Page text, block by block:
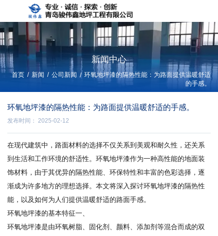
新闻中心
首页 / 新闻 / 公司新闻 / 环氧地坪漆的隔热性能：为路面提供温暖舒适
的手感。
环氧地坪漆的隔热性能：为路面提供温暖舒适的手感。
发布时间： 2025-02-12
在现代建筑中，路面材料的选择不仅关系到美观和耐久性，还关系
到生活和工作环境的舒适性。环氧地坪漆作为一种高性能的地面装
饰材料，由于其优异的隔热性能、环保特性和丰富的色彩选择，逐
渐成为许多地方的理想选择。本文将深入探讨环氧地坪漆的隔热性
能，以及如何为人们提供温暖舒适的路面手感。
环氧地坪漆的基本特征一、
环氧地坪漆是由环氧树脂、固化剂、颜料、添加剂等混合而成的双